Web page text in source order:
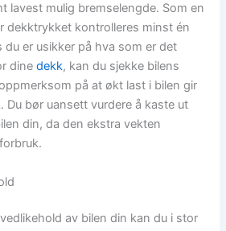
lavest mulig bremselengde. Som en
dekktrykket kontrolleres minst én
du er usikker på hva som er det
dinedekk, kan du sjekke bilens
på at økt last i bilen gir
Du bør uansett vurdere å kaste ut
din, da den ekstra vekten
av bilen din kan du i stor